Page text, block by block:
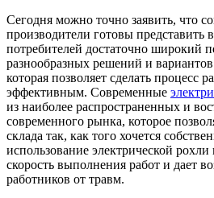
Сегодня можно точно заявить, что
производители готовы
потребителей достаточно широкий
разнообразных решений и
которая позволяет сделать процесс
эффективным. Современные
из наиболее распространенных и
современного рынка, которое
склада так, как того хочется
использование электрической рохли
скорость выполнения работ и дает
работников от травм.